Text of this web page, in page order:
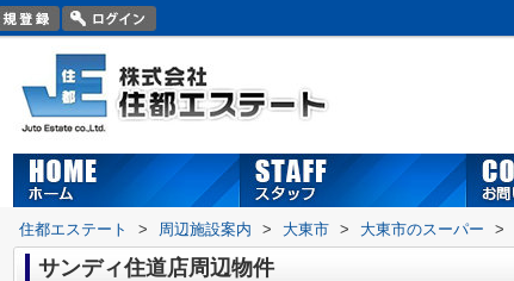
住都エステート > 周辺施設案内 > 大東市 > 大東市のスーパー >
サンディ住道店周辺物件